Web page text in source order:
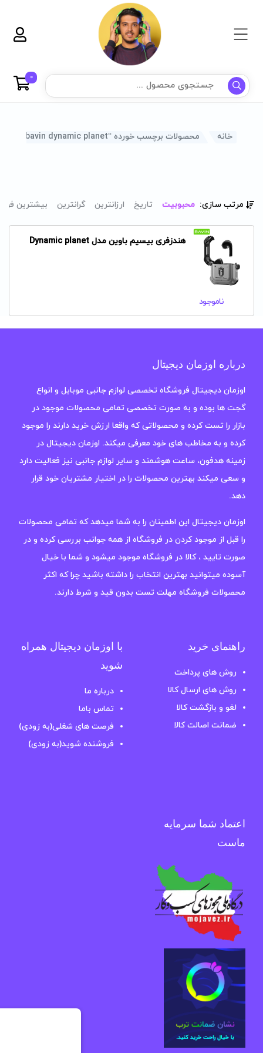
0
خانه محصولات برچسب خورده “bavin dynamic planet”
مرتب سازی: محبوبیت تاریخ ارزانترین گرانترین بیشترین
هندزفری بیسیم باوین مدل Dynamic planet
ناموجود
درباره اوزمان دیجیتال
اوزمان دیجیتال فروشگاه تخصصی لوازم جانبی موبایل و انواع
گجت ها بوده و به صورت تخصصی تمامی محصولات موجود در
بازار را تست کرده و محصولاتی که واقعا ارزش خرید دارند را موجود
کرده و به مخاطب های خود معرفی میکند. اوزمان دیجیتال در
زمینه هدفون، ساعت هوشمند و سایر لوازم جانبی نیز فعالیت دارد
و سعی میکند بهترین محصولات را در اختیار مشتریان خود قرار
دهد.
اوزمان دیجیتال این اطمینان را به شما میدهد که تمامی محصولات
را قبل از موجود کردن در فروشگاه از همه جوانب بررسی کرده و در
صورت تایید ، کالا در فروشگاه موجود میشود و شما با خیال
آسوده میتوانید بهترین انتخاب را داشته باشید چرا که اکثر
محصولات فروشگاه مهلت تست بدون قید و شرط دارند.
راهنمای خرید
روش های پرداخت
روش های ارسال کالا
لغو و بازگشت کالا
ضمانت اصالت کالا
با اوزمان دیجیتال همراه
شوید
درباره ما
تماس باما
فرصت های شغلی(به زودی)
فروشنده شوید(به زودی)
اعتماد شما سرمایه
ماست